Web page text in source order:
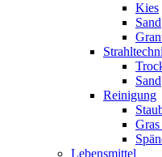
Kies
Sand
Sand
Reinigung
Lebensmittel